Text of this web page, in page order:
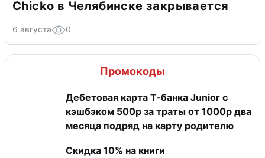
Chicko в Челябинске закрывается
6 августа 0
Промокоды
Дебетовая карта Т-банка Junior с
кэшбэком 500р за траты от 1000р два
месяца подряд на карту родителю
Скидка 10% на книги